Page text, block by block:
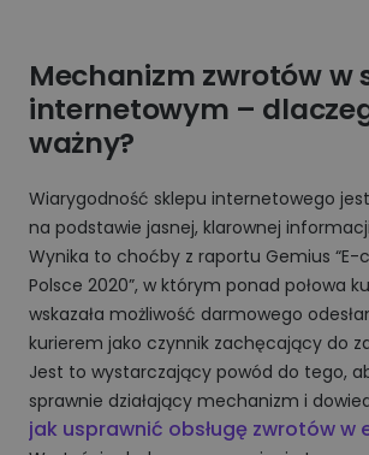
Mechanizm zwrotów w
internetowym –
ważny?
Wiarygodność sklepu internetowego
na podstawie jasnej, klarownej
Wynika to choćby z raportu Gemius
Polsce 2020”, w którym ponad połowa
wskazała możliwość darmowego
kurierem jako czynnik zachęcający do
Jest to wystarczający powód do tego,
sprawnie działający mechanizm i
jak usprawnić obsługę zwrotów w